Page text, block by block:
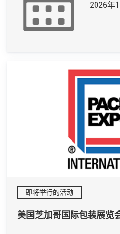
2026年
即将举行的活动
美国芝加哥国际包装展览